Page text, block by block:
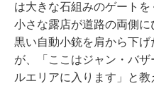
は大きな石組みのゲート
小さな露店が道路の両側
黒い自動小銃を肩から下
が、「ここはジャン・バ
ルエリアに入ります」と教